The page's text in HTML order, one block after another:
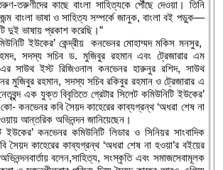
তরুণীদের কাছে বাংলা সাহিত্যকে পৌঁছে দেওয়া। তিনি
বাংলা ভাষা ও সাহিত্য সম্পর্কে জানুক, বাংলা বই পড়ুক—
দুই ভাষায় প্রকাশ করেছি।”
ইউকের’ কেন্দ্রীয় কনভেনর মোহাম্মদ মকিস মনসুর,
সদস্য সচিব ড. মুজিবুর রহমান এবং ট্রেজারার এম
সাউথ ইস্ট রিজিওনাল কনভেনর হারুনুর রশিদ, সাউথ
মুজিবুর রহমান, সদস্য সচিব রকিবুর রহমান ও ট্রেজারার এ
এক যুক্ত বিবৃতিতে গ্রেটার সিলেট কমিউনিটি ইউকের’
কনভেনর কবি সৈয়দ কাহেরের কাব্যগ্রন্থ ‘অধরা শেষ না
আন্তরিক অভিনন্দন জানিয়েছেন।
ইউকের’ কনভেনর কমিউনিটি লিডার ও সিনিয়র সাংবাদিক
সৈয়দ কাহেরের কাব্যগ্রন্থ ‘অধরা শেষ না হওয়া’র বইয়ের
বলেন,সাহিত্য, সংস্কৃতি এবং সমাজসেবামূলক